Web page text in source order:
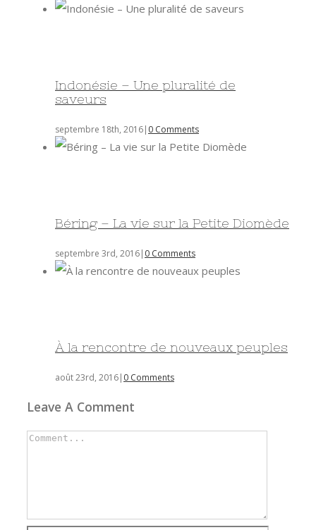
Indonésie – Une pluralité de
saveurs
septembre 18th, 2016| 0 Comments
Béring – La vie sur la Petite Diomède
septembre 3rd, 2016| 0 Comments
À la rencontre de nouveaux peuples
août 23rd, 2016| 0 Comments
Leave A Comment